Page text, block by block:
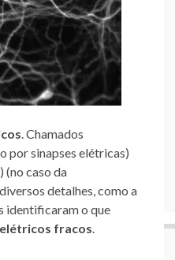
. Chamados
por sinapses elétricas)
(no caso da
detalhes, como a
identificaram o que
fracos.